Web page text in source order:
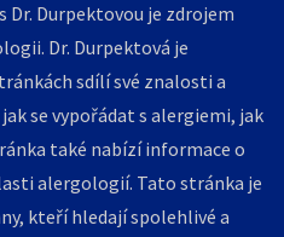
Dr. Durpektovou je zdrojem
Dr. Durpektová je
sdílí své znalosti a
se vypořádat s alergiemi, jak
také nabízí informace o
alergologií. Tato stránka je
kteří hledají spolehlivé a